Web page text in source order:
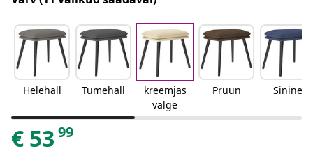
Helehall Tumehall
kreemjas
valge
Pruun Sinine
€ 53 99